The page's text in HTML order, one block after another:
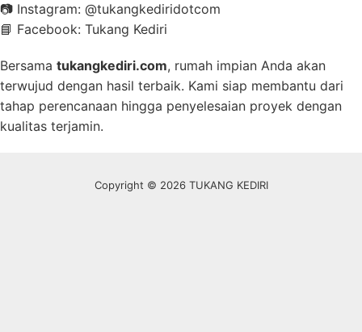
📷 Instagram: @tukangkediridotcom
📘 Facebook: Tukang Kediri
Bersama tukangkediri.com, rumah impian Anda akan
terwujud dengan hasil terbaik. Kami siap membantu dari
tahap perencanaan hingga penyelesaian proyek dengan
kualitas terjamin.
Copyright © 2026 TUKANG KEDIRI